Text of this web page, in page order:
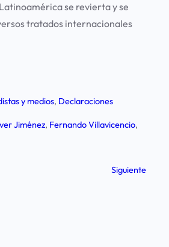
se revierta y se
tratados internacionales
y medios, Declaraciones
Jiménez, Fernando Villavicencio
Siguiente